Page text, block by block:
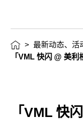
动
> 最新动态、活
「VML 快闪 @ 美利
「VML 快